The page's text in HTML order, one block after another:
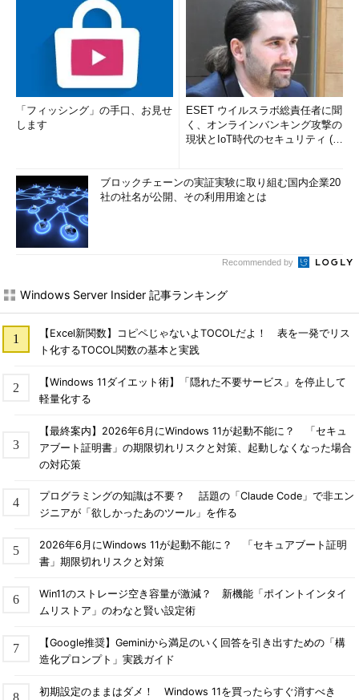
「フィッシング」の手口、お見せ
します
ESET ウイルスラボ総責任者に聞
く、オンラインバンキング攻撃の
現状とIoT時代のセキュリティ (1/
ブロックチェーンの実証実験に取り組む国内企業20
社の社名が公開、その利用用途とは
Recommended by
Windows Server Insider 記事ランキング
【Excel新関数】コピペじゃないよTOCOLだよ！ 表を一発でリス
ト化するTOCOL関数の基本と実践
【Windows 11ダイエット術】「隠れた不要サービス」を停止して
軽量化する
【最終案内】2026年6月にWindows 11が起動不能に？ 「セキュ
アブート証明書」の期限切れリスクと対策、起動しなくなった場合
の対応策
プログラミングの知識は不要？ 話題の「Claude Code」で非エン
ジニアが「欲しかったあのツール」を作る
2026年6月にWindows 11が起動不能に？ 「セキュアブート証明
書」期限切れリスクと対策
Win11のストレージ空き容量が激減？ 新機能「ポイントインタイ
ムリストア」のわなと賢い設定術
【Google推奨】Geminiから満足のいく回答を引き出すための「構
造化プロンプト」実践ガイド
初期設定のままはダメ！ Windows 11を買ったらすぐ消すべき